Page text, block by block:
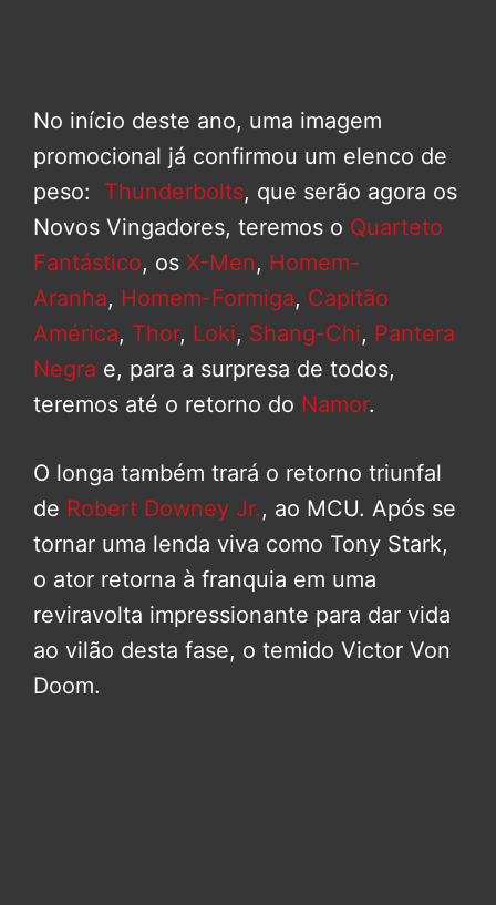
No início deste ano, uma imagem
promocional já confirmou um elenco de
peso: Thunderbolts, que serão agora os
Novos Vingadores, teremos o Quarteto
Fantástico, os X-Men, Homem-
Aranha, Homem-Formiga, Capitão
América, Thor, Loki, Shang-Chi, Pantera
Negra e, para a surpresa de todos,
teremos até o retorno do Namor.
O longa também trará o retorno triunfal
de Robert Downey Jr., ao MCU. Após se
tornar uma lenda viva como Tony Stark,
o ator retorna à franquia em uma
reviravolta impressionante para dar vida
ao vilão desta fase, o temido Victor Von
Doom.